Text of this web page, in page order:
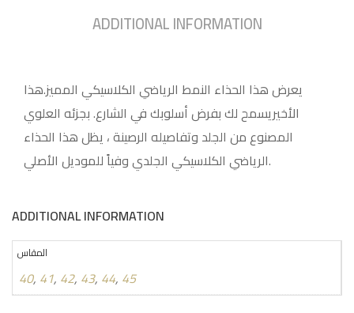
ADDITIONAL INFORMATION
يعرض هذا الحذاء النمط الرياضي الكلاسيكي المميز.هذا
الأخيريسمح لك بفرض أسلوبك في الشارع. بجزئه العلوي
المصنوع من الجلد وتفاصيله الرصينة ، يظل هذا الحذاء
الرياضي الكلاسيكي الجلدي وفياً للموديل الأصلي.
ADDITIONAL INFORMATION
المقاس
40, 41, 42, 43, 44, 45